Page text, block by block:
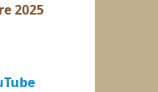
2025